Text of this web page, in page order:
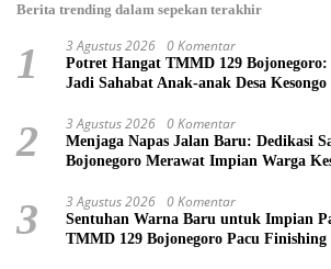
Berita trending dalam sepekan terakhir
1 3 Agustus 2026 0 Komentar
Potret Hangat TMMD 129
Jadi Sahabat Anak-anak Desa Kesongo
2 3 Agustus 2026 0 Komentar
Menjaga Napas Jalan Baru: Dedikasi
Bojonegoro Merawat Impian Warga
3 3 Agustus 2026 0 Komentar
Sentuhan Warna Baru untuk Impian
TMMD 129 Bojonegoro Pacu